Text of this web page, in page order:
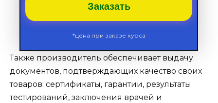
Заказать
*цена при заказе курса
Также производитель обеспечивает выдачу
документов, подтверждающих качество своих
товаров: сертификаты, гарантии, результаты
тестирований, заключения врачей и